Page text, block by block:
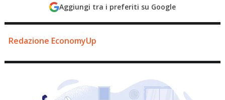
Aggiungi tra i preferiti su Google
Redazione EconomyUp